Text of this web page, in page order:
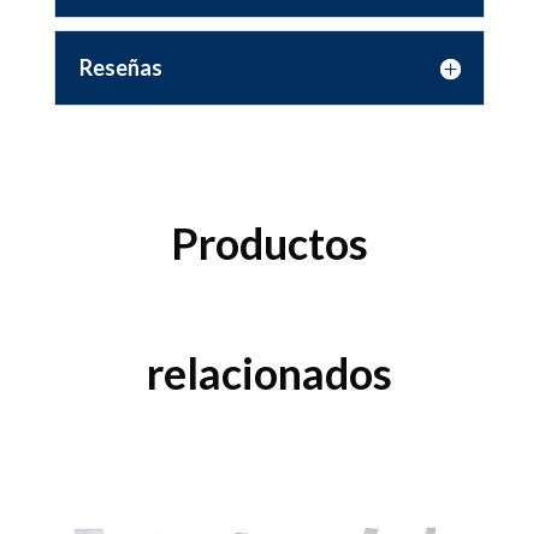
Reseñas
Productos
relacionados